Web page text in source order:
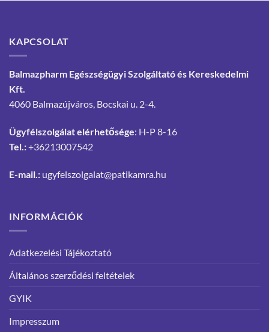
KAPCSOLAT
Balmazpharm Egészségügyi Szolgáltató és Kereskedelmi
Kft.
4060 Balmazújváros, Bocskai u. 2-4.
Ügyfélszolgálat elérhetősége: H-P 8-16
Tel.:+36213007542
E-mail.: ugyfelszolgalat@patikamra.hu
INFORMÁCIÓK
Adatkezelési Tájékoztató
Általános szerződési feltételek
GYIK
Impresszum